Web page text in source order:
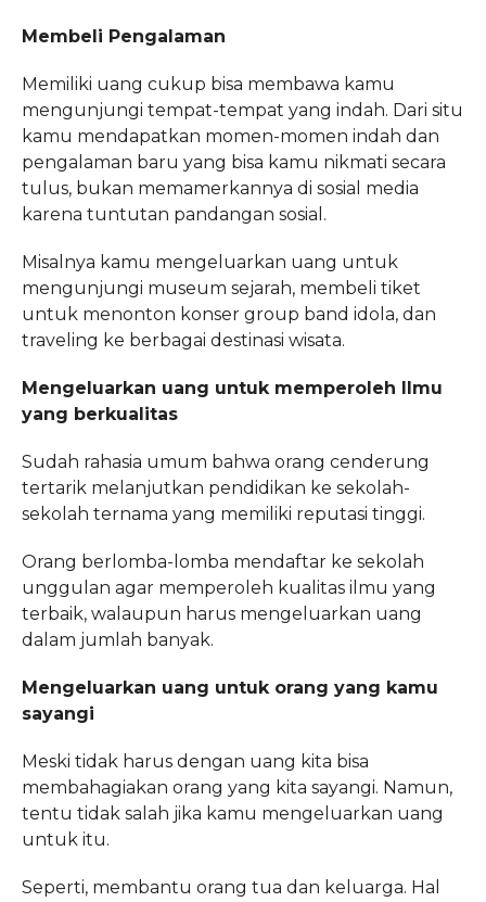
Membeli Pengalaman
Memiliki uang cukup bisa membawa kamu
mengunjungi tempat-tempat yang indah. Dari situ
kamu mendapatkan momen-momen indah dan
pengalaman baru yang bisa kamu nikmati secara
tulus, bukan memamerkannya di sosial media
karena tuntutan pandangan sosial.
Misalnya kamu mengeluarkan uang untuk
mengunjungi museum sejarah, membeli tiket
untuk menonton konser group band idola, dan
traveling ke berbagai destinasi wisata.
Mengeluarkan uang untuk memperoleh Ilmu
yang berkualitas
Sudah rahasia umum bahwa orang cenderung
tertarik melanjutkan pendidikan ke sekolah-
sekolah ternama yang memiliki reputasi tinggi.
Orang berlomba-lomba mendaftar ke sekolah
unggulan agar memperoleh kualitas ilmu yang
terbaik, walaupun harus mengeluarkan uang
dalam jumlah banyak.
Mengeluarkan uang untuk orang yang kamu
sayangi
Meski tidak harus dengan uang kita bisa
membahagiakan orang yang kita sayangi. Namun,
tentu tidak salah jika kamu mengeluarkan uang
untuk itu.
Seperti, membantu orang tua dan keluarga. Hal